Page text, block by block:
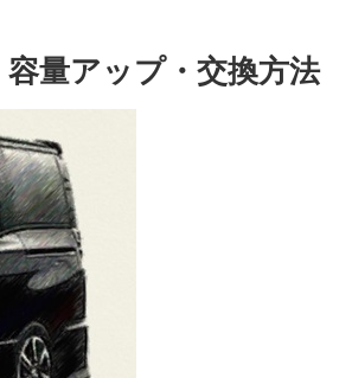
量アップ・交換方法